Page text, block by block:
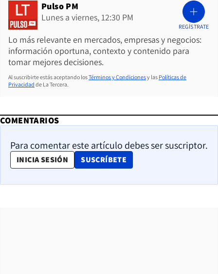
Pulso PM
Lunes a viernes, 12:30 PM
Lo más relevante en mercados, empresas y negocios:
información oportuna, contexto y contenido para
tomar mejores decisiones.
REGÍSTRATE
Al suscribirte estás aceptando losTérminos y Condicionesy las Políticas de
Privacidad de La Tercera.
COMENTARIOS
Para comentar este artículo debes ser suscriptor.
INICIA SESIÓN SUSCRÍBETE
OPENS IN NEW WINDOW